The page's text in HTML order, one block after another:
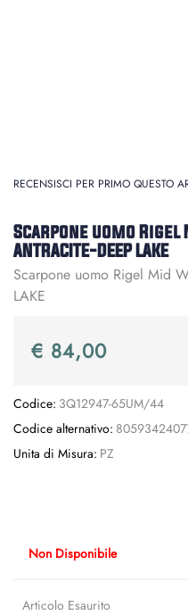
RECENSISCI PER PRIMO QUESTO
Scarpone uomo
ANTRACITE-DEEP LAKE
Scarpone uomo Rigel Mid
LAKE
€ 84,00
Codice: 3Q12947-65UM/44
Codice alternativo:
Unita di Misura: PZ
Non Disponibile
Articolo Esaurito